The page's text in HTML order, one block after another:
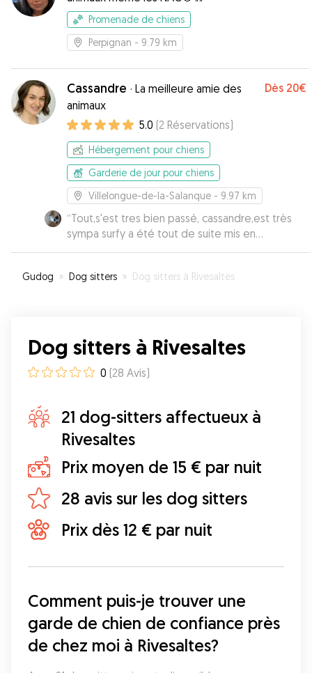
Promenade de chiens
Perpignan - 9.79 km
Cassandre · La meilleure amie des
animaux
Dès 20€
5.0 (2 Réservations)
Hébergement pour chiens
Garderie de jour pour chiens
Villelongue-de-la-Salanque - 9.97 km
“Tout,s'est tres bien passé, cassandre,est très
sympa surfy a été tout de suite mis en
confiance, encore merci”
Gudog » Dog sitters » Dog sitters à Rivesaltes
Dog sitters à Rivesaltes
0 (28 Avis)
21 dog-sitters affectueux à
Rivesaltes
Prix moyen de 15 € par nuit
28 avis sur les dog sitters
Prix dès 12 € par nuit
Comment puis-je trouver une
garde de chien de confiance près
de chez moi à Rivesaltes?